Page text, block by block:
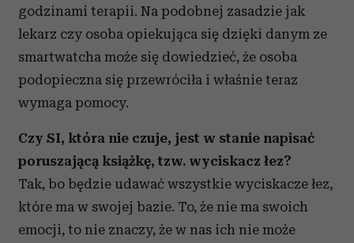
godzinami terapii. Na podobnej zasadzie jak
lekarz czy osoba opiekująca się dzięki danym ze
smartwatcha może się dowiedzieć, że osoba
podopieczna się przewróciła i właśnie teraz
wymaga pomocy.
Czy SI, która nie czuje, jest w stanie napisać
poruszającą książkę, tzw. wyciskacz łez?
Tak, bo będzie udawać wszystkie wyciskacze łez,
które ma w swojej bazie. To, że nie ma swoich
emocji, to nie znaczy, że w nas ich nie może